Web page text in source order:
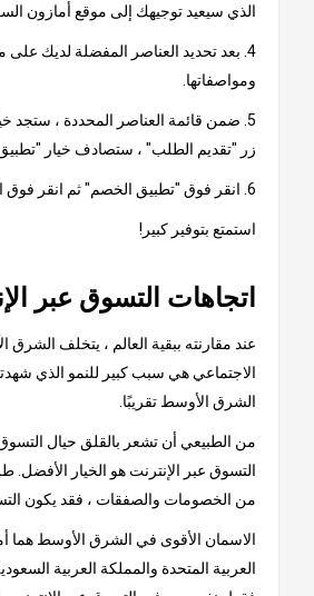
الذي سيعيد توجيهك إلى موقع أمازون
4. بعد تحديد العناصر المفضلة لديك
ومواصفاتها.
5. ضمن قائمة العناصر المحددة ،
زر "تقديم الطلب" ، ستصادف خيار
6. انقر فوق "تطبيق الخصم" ثم انقر فوق الزر "تقديم الطلب" بمجرد أن يظهر الخصم من القسيمة في مبلغ الفاتورة النهائية.
استمتع بتوفير كبير!
اتجاهات التسوق عبر
عند مقارنته ببقية العالم ، يتخلف
الشرق الأوسط تقريبًا.
من الطبيعي أن تشعر بالقلق حيال
التسوق عبر الإنترنت هو الخيار الأفضل.
من الخصومات والصفقات ، فقد يكون
الاسمان الأقوى في الشرق الأوسط هما
العربية المتحدة والمملكة العربية